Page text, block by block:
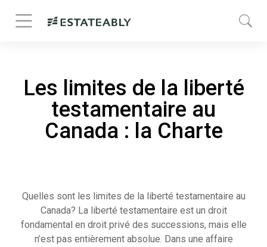
Les limites de la liberté
testamentaire au
Canada : la Charte
Quelles sont les limites de la liberté testamentaire au
Canada? La liberté testamentaire est un droit
fondamental en droit privé des successions, mais elle
n’est pas entièrement absolue. Dans une affaire